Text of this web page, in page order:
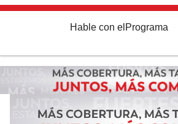
Hable con el Programa